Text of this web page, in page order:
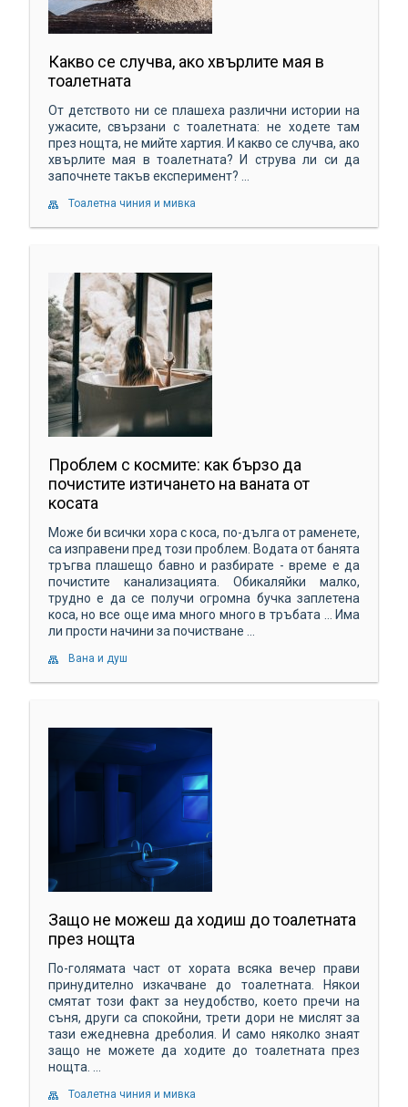
Какво се случва, ако хвърлите мая в
тоалетната
От детството ни се плашеха различни истории на
ужасите, свързани с тоалетната: не ходете там
през нощта, не мийте хартия. И какво се случва, ако
хвърлите мая в тоалетната? И струва ли си да
започнете такъв експеримент? ...
Тоалетна чиния и мивка
Проблем с космите: как бързо да
почистите изтичането на ваната от
косата
Може би всички хора с коса, по-дълга от раменете,
са изправени пред този проблем. Водата от банята
тръгва плашещо бавно и разбирате - време е да
почистите канализацията. Обикаляйки малко,
трудно е да се получи огромна бучка заплетена
коса, но все още има много много в тръбата ... Има
ли прости начини за почистване ...
Вана и душ
Защо не можеш да ходиш до тоалетната
през нощта
По-голямата част от хората всяка вечер прави
принудително изкачване до тоалетната. Някои
смятат този факт за неудобство, което пречи на
съня, други са спокойни, трети дори не мислят за
тази ежедневна дреболия. И само няколко знаят
защо не можете да ходите до тоалетната през
нощта. ...
Тоалетна чиния и мивка